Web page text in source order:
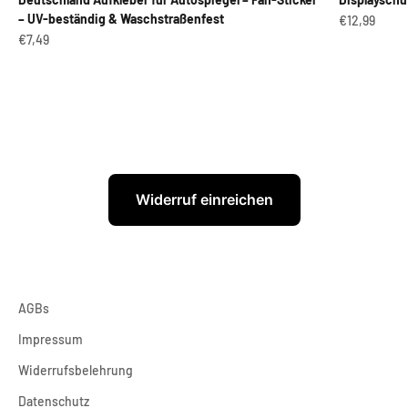
– UV-beständig & Waschstraßenfest
Angebot
€7,49
Angebot
€12,99
Widerruf einreichen
AGBs
Impressum
Widerrufsbelehrung
Datenschutz